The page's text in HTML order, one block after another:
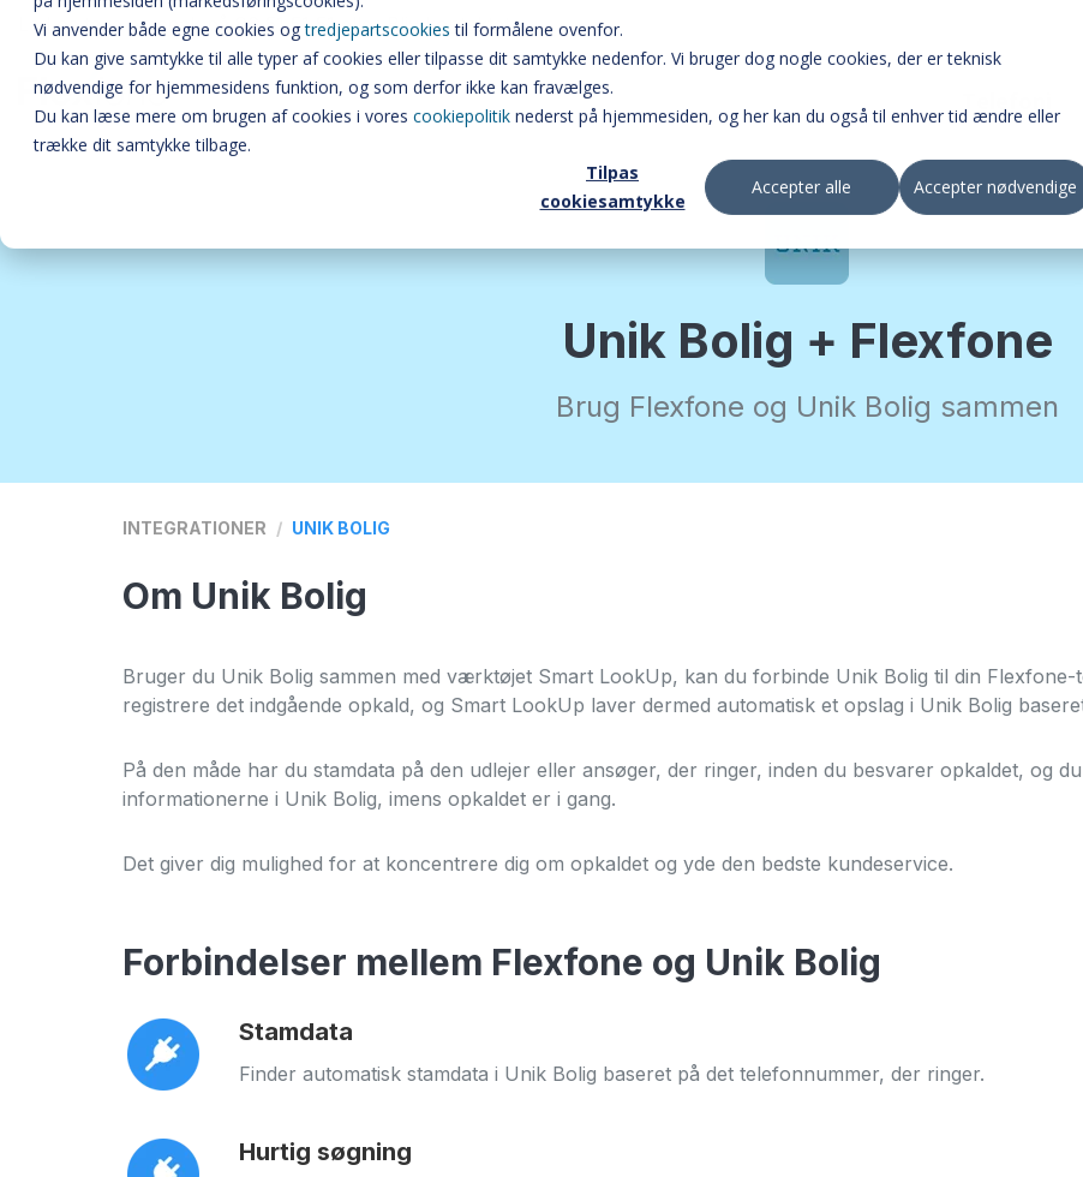
Vi anvender både egne cookies ogtredjepartscookies til formålene ovenfor.
Du kan give samtykke til alle typer af cookies eller tilpasse dit samtykke nedenfor. Vi bruger dog nogle cookies, der er teknisk
nødvendige for hjemmesidens funktion, og som derfor ikke kan fravælges.
Du kan læse mere om brugen af cookies i vores cookiepolitik nederst på hjemmesiden, og her kan du også til enhver tid ændre eller
trække dit samtykke tilbage.
Tilpas
cookiesamtykke
Accepter alle Accepter nødvendige
Lad os tage en snak på 86 51 51 51 ellerBliv kontaktet
Online omstillingsbord
opkald.
Omstil opkald på
Opsæt og brug jeres
Wallboard.
ALLE FUNKTIONER
SOFTPHONE
Unik Bolig + Flexfone
Brug Flexfone og Unik Bolig sammen
INTEGRATIONER UNIK BOLIG
Om Unik Bolig
Bruger du Unik Bolig sammen med værktøjet Smart LookUp, kan du forbinde Unik Bolig til din
registrere det indgående opkald, og Smart LookUp laver dermed automatisk et opslag i Unik Bolig
På den måde har du stamdata på den udlejer eller ansøger, der ringer, inden du besvarer opkaldet, og
informationerne i Unik Bolig, imens opkaldet er i gang.
Det giver dig mulighed for at koncentrere dig om opkaldet og yde den bedste kundeservice.
Forbindelser mellem Flexfone og Unik Bolig
Stamdata
Finder automatisk stamdata i Unik Bolig baseret på det telefonnummer, der ringer.
Hurtig søgning